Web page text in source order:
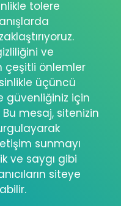
tolere
ve
çeşitli önlemler
üçüncü
güvenliğiniz için
mesaj, sitenizin
sunmayı
ve saygı gibi
siteye